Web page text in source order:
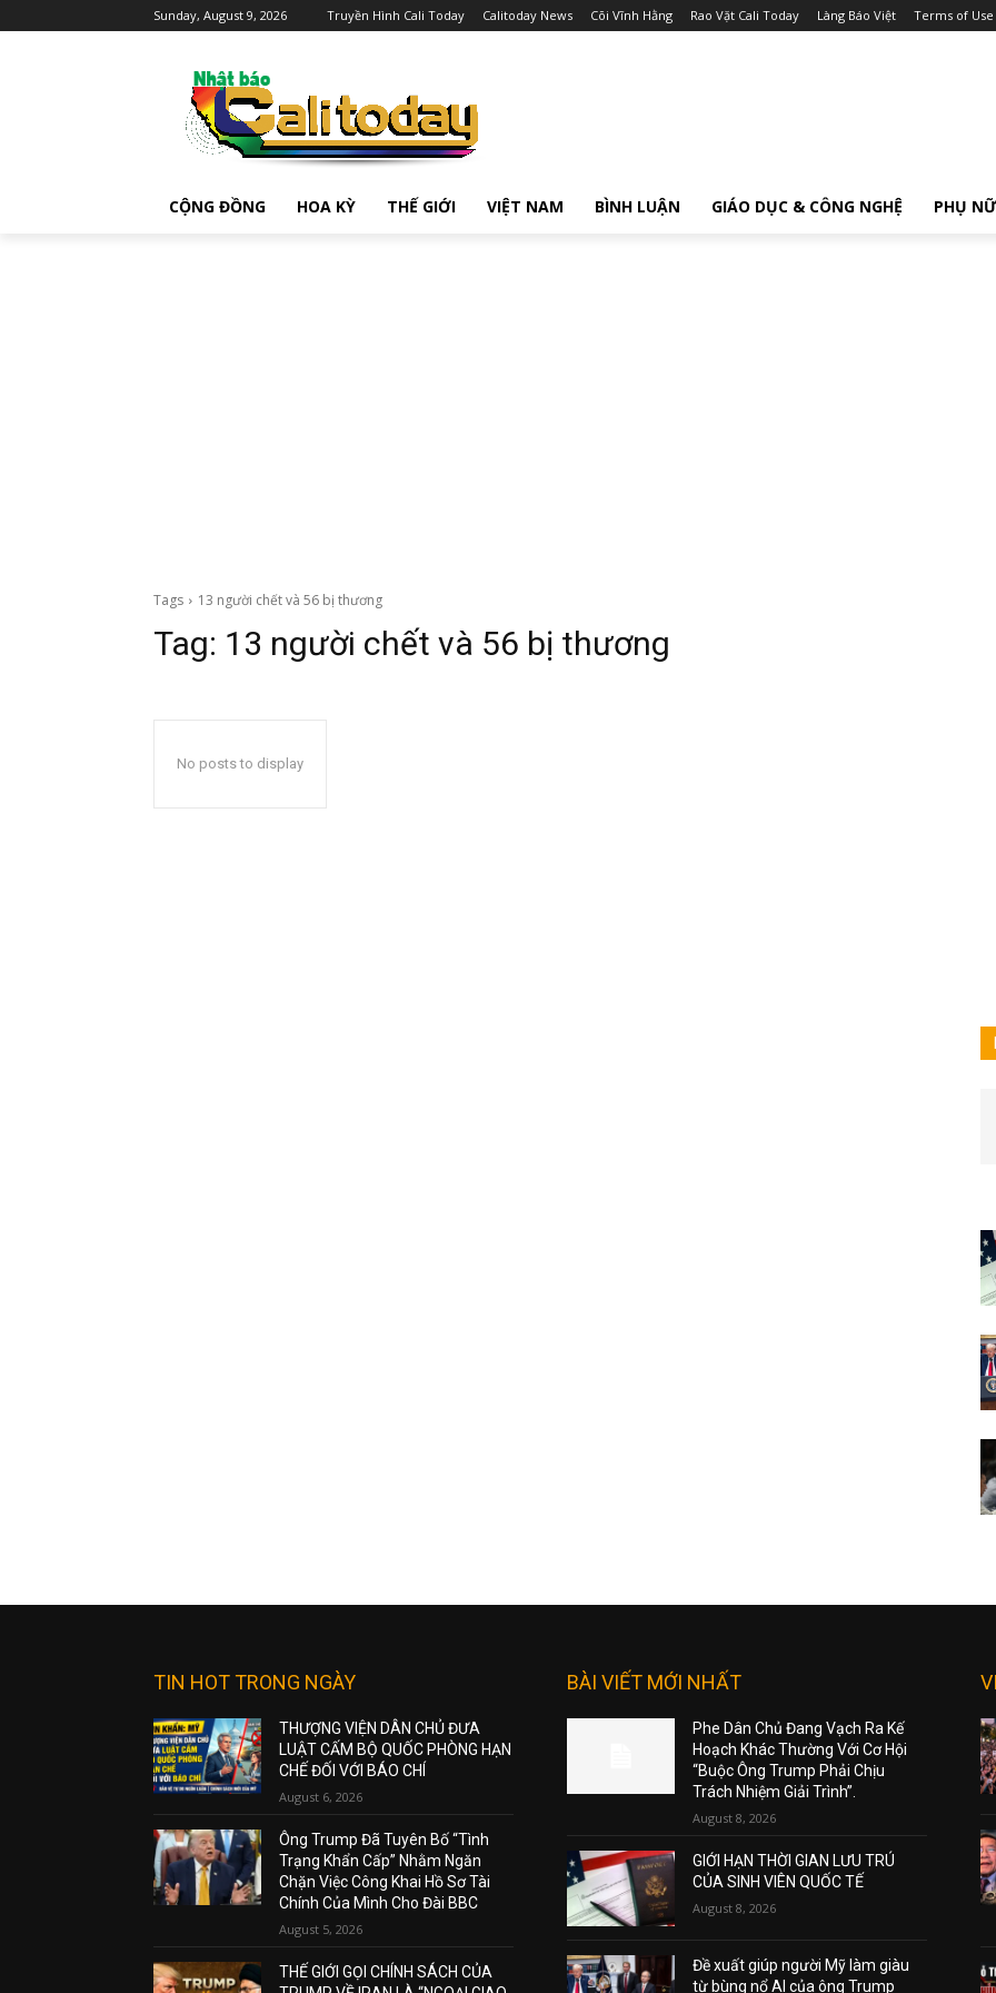
Sunday, August 9, 2026 Truyền Hình Cali Today Calitoday News Cõi Vĩnh Hằng Rao Vặt Cali Today Làng Báo Việt Terms of Use
CỘNG ĐỒNG HOA KỲ THẾ GIỚI VIỆT NAM BÌNH LUẬN GIÁO DỤC & CÔNG NGHỆ PHỤ NỮ
Tags 13 người chết và 56 bị thương
Tag: 13 người chết và 56 bị thương
No posts to display
TIN HOT TRONG NGÀY
THƯỢNG VIỆN DÂN CHỦ ĐƯA
LUẬT CẤM BỘ QUỐC PHÒNG HẠN
CHẾ ĐỐI VỚI BÁO CHÍ
August 6, 2026
Ông Trump Đã Tuyên Bố “Tình
Trạng Khẩn Cấp” Nhằm Ngăn
Chặn Việc Công Khai Hồ Sơ Tài
Chính Của Mình Cho Đài BBC
August 5, 2026
THẾ GIỚI GỌI CHÍNH SÁCH CỦA
BÀI VIẾT MỚI NHẤT
Phe Dân Chủ Đang Vạch Ra Kế
Hoạch Khác Thường Với Cơ Hội
“Buộc Ông Trump Phải Chịu
Trách Nhiệm Giải Trình”.
August 8, 2026
GIỚI HẠN THỜI GIAN LƯU TRÚ
CỦA SINH VIÊN QUỐC TẾ
August 8, 2026
Đề xuất giúp người Mỹ làm giàu
từ bùng nổ AI của ông Trump